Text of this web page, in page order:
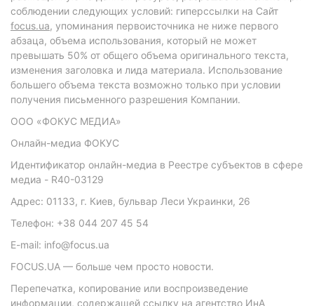
соблюдении следующих условий: гиперссылки на Сайт
focus.ua, упоминания первоисточника не ниже первого
абзаца, объема использования, который не может
превышать 50% от общего объема оригинального текста,
изменения заголовка и лида материала. Использование
большего объема текста возможно только при условии
получения письменного разрешения Компании.
ООО «ФОКУС МЕДИА»
Онлайн-медиа ФОКУС
Идентификатор онлайн-медиа в Реестре субъектов в сфере
медиа - R40-03129
Адрес: 01133, г. Киев, бульвар Леси Украинки, 26
Телефон: +38 044 207 45 54
E-mail: info@focus.ua
FOCUS.UA — больше чем просто новости.
Перепечатка, копирование или воспроизведение
информации, содержащей ссылку на агентство ИнА